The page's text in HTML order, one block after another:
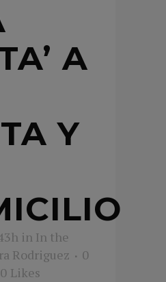
A
Y
in In the
Rodriguez
0
0 Likes